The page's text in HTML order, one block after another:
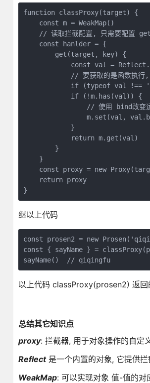
function classProxy(target) {
    const m = WeakMap()
    // 读取拦截配置, 只需要配置 get
    const hanlder = {
        get(target, key) {
const val =
// 要获取的是函数执行,
if (typeof val !==
            if (!m.has(val)) {
// 使用 bind改变
m.set(val,
            }
            return m.get(val)
        }
    }
const proxy = new
    return proxy
}
继以上代码
const prosen2 = new
const { sayName } =
sayName()  // qiqingfu
以上代码 classProxy(prosen2) 返回
总结其它知识点
proxy: 拦截器, 用于对象操作的自定
Reflect是一个内置的对象, 它提供
WeakMap: 可以实现对象 值-值的对